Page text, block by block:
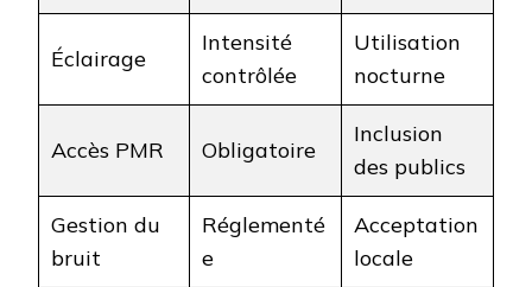
Éclairage
Intensité
contrôlée
Utilisation
nocturne
Accès PMR Obligatoire
Inclusion
des publics
Gestion du
bruit
Réglementé
e
Acceptation
locale